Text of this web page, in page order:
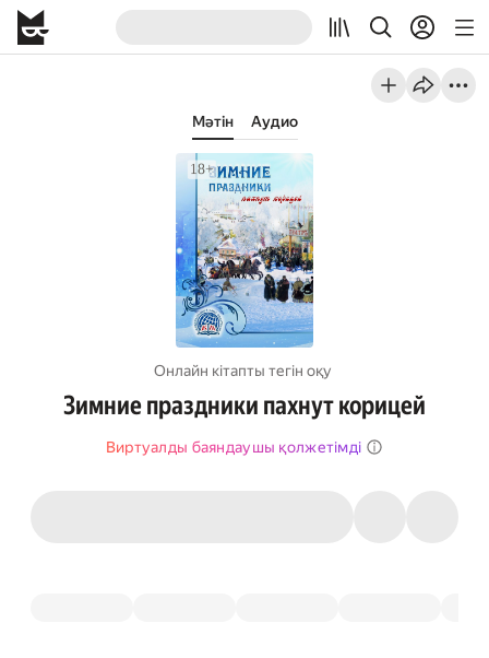
Мәтін Аудио
Онлайн кітапты тегін оқу
Зимние праздники пахнут корицей
Виртуалды баяндаушы қолжетімді